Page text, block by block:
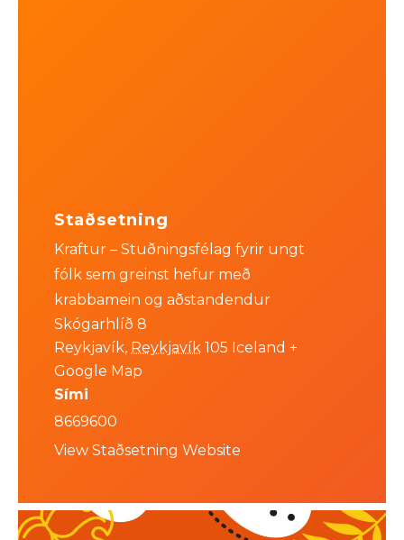
Staðsetning
Kraftur – Stuðningsfélag fyrir ungt
fólk sem greinst hefur með
krabbamein og aðstandendur
Skógarhlíð 8
Reykjavík, Reykjavík 105 Iceland +
Google Map
Sími
8669600
View Staðsetning Website